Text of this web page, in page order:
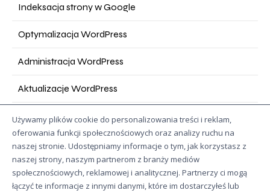
Indeksacja strony w Google
Optymalizacja WordPress
Administracja WordPress
Aktualizacje WordPress
Szkolenie SEO
Konsultacje SEO
Topical Authority
Używamy plików cookie do personalizowania treści i reklam,
oferowania funkcji społecznościowych oraz analizy ruchu na
naszej stronie. Udostępniamy informacje o tym, jak korzystasz z
naszej strony, naszym partnerom z branży mediów
społecznościowych, reklamowej i analitycznej. Partnerzy ci mogą
łączyć te informacje z innymi danymi, które im dostarczyłeś lub